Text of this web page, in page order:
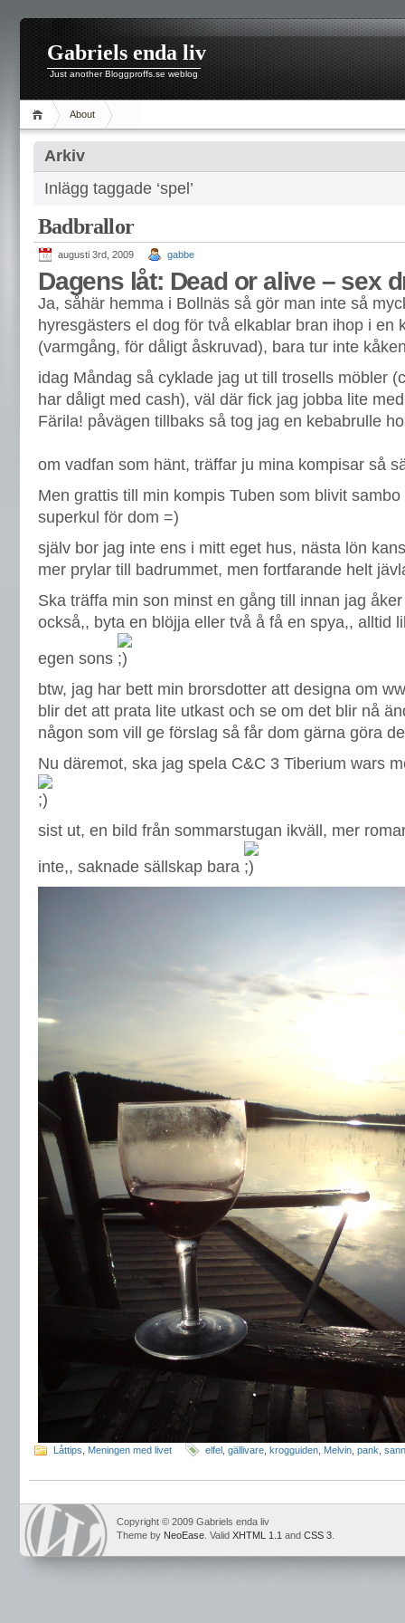
Gabriels enda liv
Just another Bloggproffs.se weblog
About
Arkiv
Inlägg taggade ‘spel’
Badbrallor
augusti 3rd, 2009 gabbe
Dagens låt: Dead or alive – sex
Ja, såhär hemma i Bollnäs så gör man inte så
hyresgästers el dog för två elkablar bran ihop i en
(varmgång, för dåligt åskruvad), bara tur inte
idag Måndag så cyklade jag ut till trosells möbler
har dåligt med cash), väl där fick jag jobba lite
Färila! påvägen tillbaks så tog jag en kebabrulle
om vadfan som hänt, träffar ju mina kompisar så
Men grattis till min kompis Tuben som blivit
superkul för dom =)
själv bor jag inte ens i mitt eget hus, nästa lön
mer prylar till badrummet, men fortfarande helt
Ska träffa min son minst en gång till innan jag
också,, byta en blöjja eller två å få en spya,, alltid
egen sons
btw, jag har bett min brorsdotter att designa om
blir det att prata lite utkast och se om det blir nå
någon som vill ge förslag så får dom gärna göra
Nu däremot, ska jag spela C&C 3 Tiberium wars
sist ut, en bild från sommarstugan ikväll, mer
inte,, saknade sällskap bara
Låttips Meningen med livet elfel gällivare krogguiden Melvin pank
Copyright © 2009 Gabriels enda liv
Theme by NeoEase . Valid XHTML 1.1 and CSS 3